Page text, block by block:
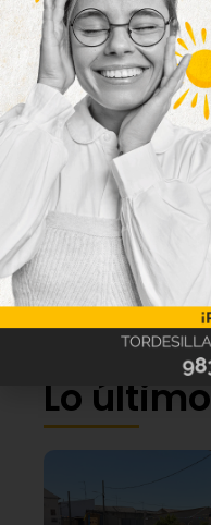
Lo último